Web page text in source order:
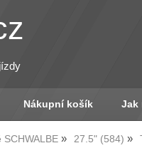
Nákupní košík Jak
SCHWALBE 27.5" (584)